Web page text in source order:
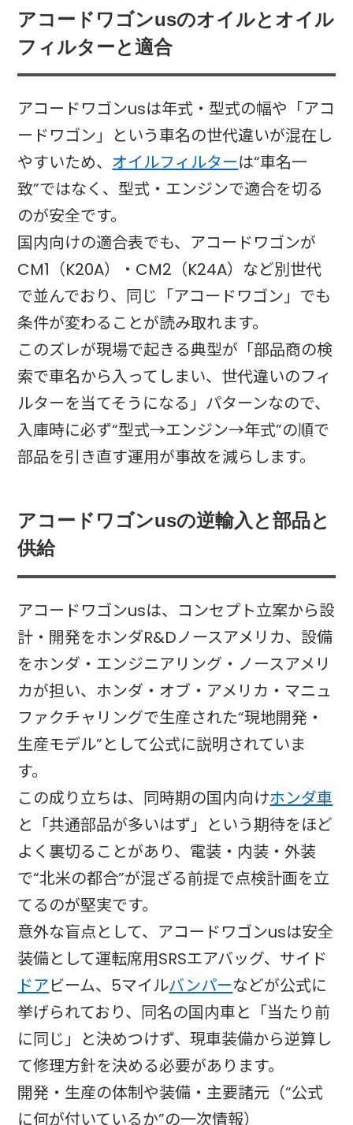
アコードワゴンusのオイルとオイル
フィルターと適合
アコードワゴンusは年式・型式の幅や「アコ
ードワゴン」という車名の世代違いが混在し
やすいため、 オイルフィルターは“車名一
致”ではなく、型式・エンジンで適合を切る
のが安全です。
国内向けの適合表でも、アコードワゴンが
CM1（K20A）・CM2（K24A）など別世代
で並んでおり、同じ「アコードワゴン」でも
条件が変わることが読み取れます。
このズレが現場で起きる典型が「部品商の検
索で車名から入ってしまい、世代違いのフィ
ルターを当てそうになる」パターンなので、
入庫時に必ず“型式→エンジン→年式”の順で
部品を引き直す運用が事故を減らします。
アコードワゴンusの逆輸入と部品と
供給
アコードワゴンusは、コンセプト立案から設
計・開発をホンダR&Dノースアメリカ、設備
をホンダ・エンジニアリング・ノースアメリ
カが担い、ホンダ・オブ・アメリカ・マニュ
ファクチャリングで生産された“現地開発・
生産モデル”として公式に説明されていま
す。
この成り立ちは、同時期の国内向けホンダ車
と「共通部品が多いはず」という期待をほど
よく裏切ることがあり、電装・内装・外装
で“北米の都合”が混ざる前提で点検計画を立
てるのが堅実です。
意外な盲点として、アコードワゴンusは安全
装備として運転席用SRSエアバッグ、サイド
ドアビーム、5マイルバンパーなどが公式に
挙げられており、同名の国内車と「当たり前
に同じ」と決めつけず、現車装備から逆算し
て修理方針を決める必要があります。
開発・生産の体制や装備・主要諸元（“公式
に何が付いているか”の一次情報）